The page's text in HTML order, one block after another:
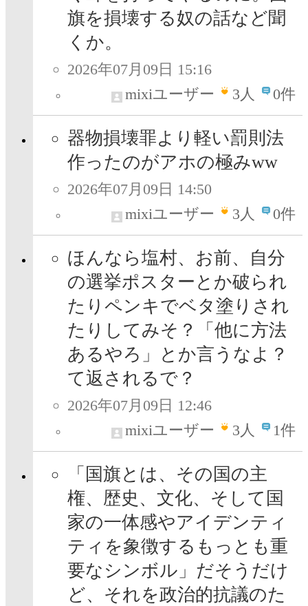
旗を損壊する奴の話など聞
くか。
2026年07月09日 15:16
mixiユーザー
3人 0件
器物損壊罪より軽い罰則法
作ったのがアホの極みww
2026年07月09日 14:50
mixiユーザー
3人 0件
ほんなら塩村、お前、自分
の選挙ポスターとか破られ
たりペンキでベタ塗りされ
たりしてみそ？「他に方法
あるやろ」とか言うなよ？
て返されるで？
2026年07月09日 12:46
mixiユーザー
3人 1件
「国旗とは、その国の主
権、歴史、文化、そして国
家の一体感やアイデンティ
ティを象徴するもっとも重
要なシンボル」だそうだけ
ど、それを政治的抗議のた